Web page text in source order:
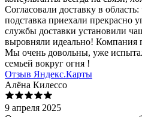
Согласовали доставку в
подставка приехали прекрасно
службы доставки установили
выровняли идеально! Компания
Мы очень довольны, уже
семьей вокруг огня !
Отзыв Яндекс.Карты
Алёна Килессо
9 апреля 2025